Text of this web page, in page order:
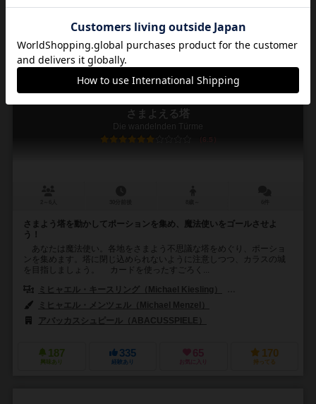
経験あり お気に入り
さまよえる塔
Die wandelnden Türme
6.5
さまよう塔を動かしてポーションを集め、魔法使いをゴールさせよ
う！
あなたは魔法使い。各地をさまよう不思議な塔をめぐり、ポーショ
ンを集めます。塔に閉じ込められないように注意しつつ、カラスの城
を目指しましょう。 カードを使ったすごろく...
ミヒャエル・キースリング（Michael Kiesling）
ミヒャエル・メンツェル（Michael Menzel）
アバッカスシュピール（ABACUSSPIELE）
187
興味あり
335
経験あり
65
お気に入り
170
持ってる